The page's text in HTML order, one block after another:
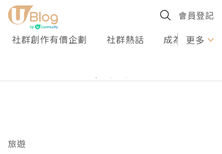
會員登記
社群創作有價企劃 社群熱話 成為U更多
旅遊